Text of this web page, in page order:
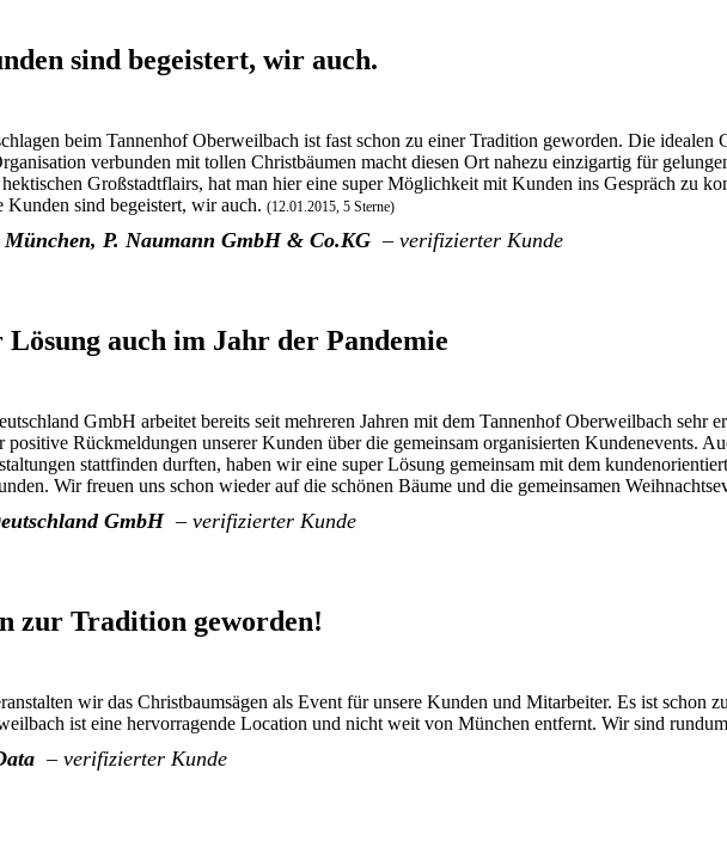
sind begeistert, wir auch.
beim Tannenhof Oberweilbach ist fast schon zu einer Tradition geworden. Die idealen
verbunden mit tollen Christbäumen macht diesen Ort nahezu einzigartig für
Großstadtflairs, hat man hier eine super Möglichkeit mit Kunden ins Gespräch zu
Kunden sind begeistert, wir auch. (12.01.2015, 5 Sterne)
München, P. Naumann GmbH & Co.KG – verifizierter Kunde
Lösung auch im Jahr der Pandemie
GmbH arbeitet bereits seit mehreren Jahren mit dem Tannenhof Oberweilbach sehr
positive Rückmeldungen unserer Kunden über die gemeinsam organisierten Kundenevents.
stattfinden durften, haben wir eine super Lösung gemeinsam mit dem
Wir freuen uns schon wieder auf die schönen Bäume und die gemeinsamen
GmbH– verifizierter Kunde
zur Tradition geworden!
wir das Christbaumsägen als Event für unsere Kunden und Mitarbeiter. Es ist schon
ist eine hervorragende Location und nicht weit von München entfernt. Wir sind
– verifizierter Kunde